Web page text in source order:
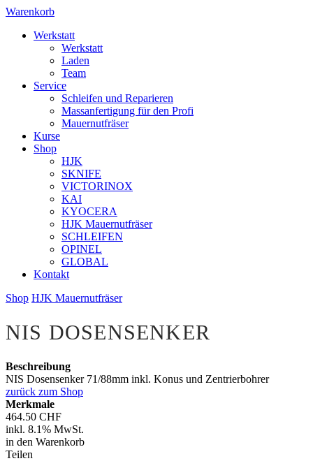
Warenkorb
Werkstatt
Werkstatt
Laden
Team
Service
Schleifen und Reparieren
Massanfertigung für den Profi
Mauernutfräser
Kurse
Shop
HJK
SKNIFE
VICTORINOX
KAI
KYOCERA
HJK Mauernutfräser
SCHLEIFEN
OPINEL
GLOBAL
Kontakt
Shop HJK Mauernutfräser
NIS DOSENSENKER
Beschreibung
NIS Dosensenker 71/88mm inkl. Konus und Zentrierbohrer
zurück zum Shop
Merkmale
464.50 CHF
inkl. 8.1% MwSt.
in den Warenkorb
Teilen